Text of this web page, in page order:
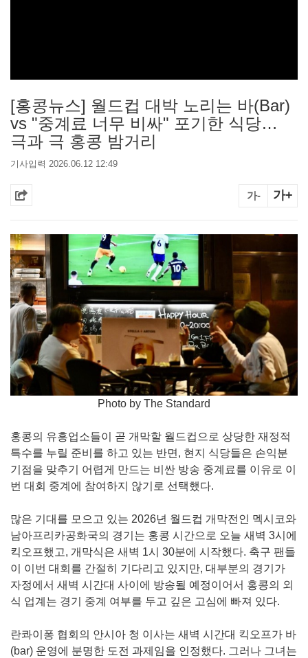
[홍콩뉴스] 월드컵 대박 노리는 바(Bar)
vs "중계료 너무 비싸" 포기한 식당…
극과 극 홍콩 밤거리
기사입력 2026.06.12 12:49
가- 가+
Photo by The Standard
홍콩의 유흥업소들이 곧 개막할 월드컵으로 상당한 재정적
특수를 누릴 준비를 하고 있는 반면, 현지 식당들은 손익분
기점을 맞추기 어렵게 만드는 비싼 방송 중계료를 이유로 이
번 대회 중계에 참여하지 않기로 선택했다.
많은 기대를 모으고 있는 2026년 월드컵 개막전인 멕시코와
남아프리카공화국의 경기는 홍콩 시간으로 오늘 새벽 3시에
킥오프했고, 개막식은 새벽 1시 30분에 시작했다. 축구 팬들
이 이번 대회를 간절히 기다리고 있지만, 대부분의 경기가
자정에서 새벽 시간대 사이에 방송될 예정이어서 홍콩의 외
식 업계는 경기 중계 여부를 두고 깊은 고심에 빠져 있다.
란콰이퐁 협회의 안시아 청 이사는 새벽 시간대 킥오프가 바
(bar) 운영에 분명한 도전 과제임을 인정했다. 그러나 그녀는